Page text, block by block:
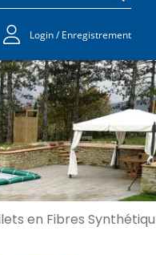
Login / Enregistrement
en Fibres